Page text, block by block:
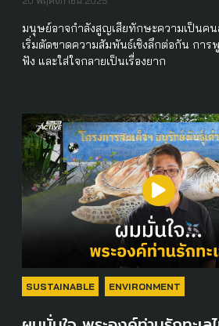
มนุษย์อาจกำลังสูญเสียทักษะความเป็นคน
เริ่มตัดขาดความสัมพันธ์เชิงลึกต่อกัน กา
ฟัง และใส่ใจกลายเป็นเรื่องยาก
SUSTAINABLE ENVIRONMENT